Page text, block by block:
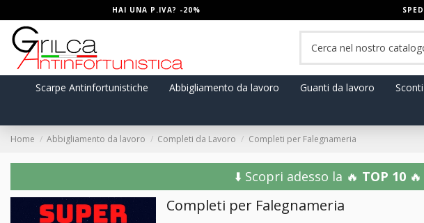
HAI UNA P.IVA? -20%
Scarpe Antinfortunistiche
Abbigliamento da lavoro Guanti da lavoro Sconti
Home Abbigliamento da lavoro Completi da Lavoro Completi per Falegnameria
⬇️ Scopri adesso la 🔥 TOP 10🔥
Completi per Falegnameria